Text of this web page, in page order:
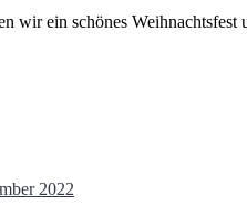
wir ein schönes Weihnachtsfest
2022